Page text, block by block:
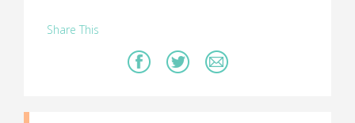
Share This